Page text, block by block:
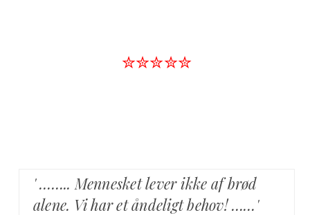
✮✮✮✮✮
' …….. Mennesket lever ikke af brød
alene. Vi har et åndeligt behov! ……'